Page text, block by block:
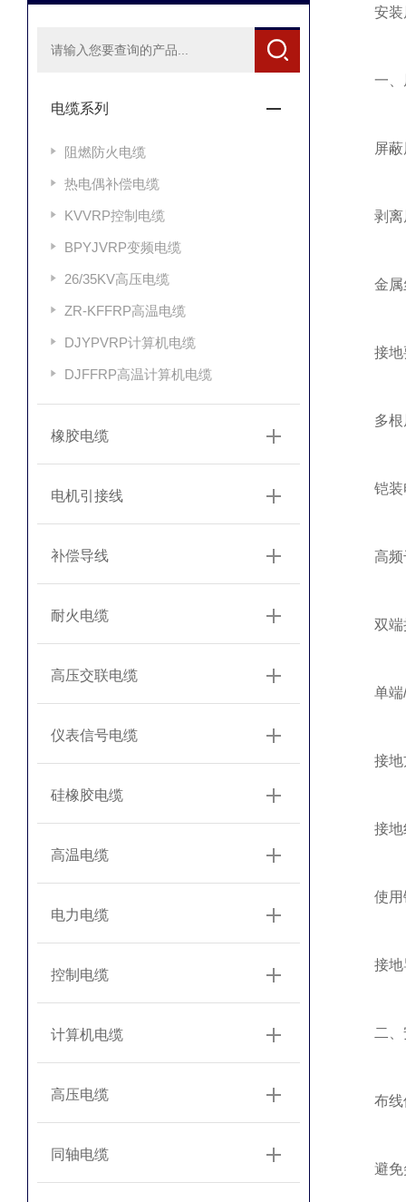
电缆系列
阻燃防火电缆
热电偶补偿电缆
KVVRP控制电缆
BPYJVRP变频电缆
26/35KV高压电缆
ZR-KFFRP高温电缆
DJYPVRP计算机电缆
DJFFRP高温计算机电缆
橡胶电缆
电机引接线
补偿导线
耐火电缆
高压交联电缆
仪表信号电缆
硅橡胶电缆
高温电缆
电力电缆
控制电缆
计算机电缆
高压电缆
同轴电缆
安装屏
一、屏
屏蔽
剥离屏
金属丝
接地
多根屏
铠装电
高频干
双端接
单端/
接地
接地
使用镀
接地导
二、
布线
避免尖